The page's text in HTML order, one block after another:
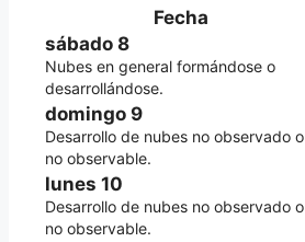
Fecha
sábado 8
Nubes en general formándose o
desarrollándose.
domingo 9
Desarrollo de nubes no observado o
no observable.
lunes 10
Desarrollo de nubes no observado o
no observable.